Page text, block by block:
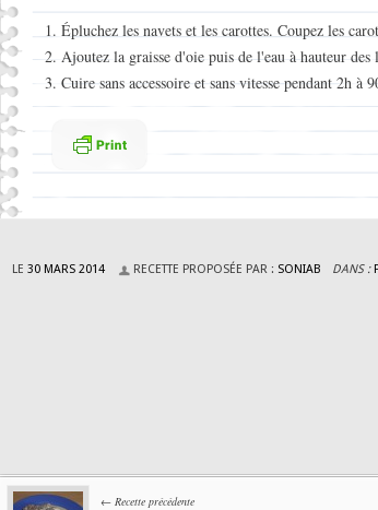
Épluchez les navets et les carottes. Coupez les
Ajoutez la graisse d'oie puis de l'eau à hauteur des
Cuire sans accessoire et sans vitesse pendant 2h à
LE 30 MARS 2014 RECETTE PROPOSÉE PAR : SONIAB DANS :
← Recette précédente